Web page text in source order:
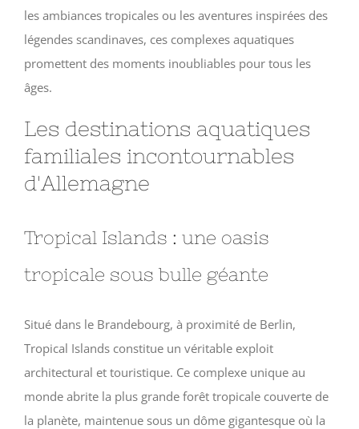
les ambiances tropicales ou les aventures inspirées des
légendes scandinaves, ces complexes aquatiques
promettent des moments inoubliables pour tous les
âges.
Les destinations aquatiques
familiales incontournables
d'Allemagne
Tropical Islands : une oasis
tropicale sous bulle géante
Situé dans le Brandebourg, à proximité de Berlin,
Tropical Islands constitue un véritable exploit
architectural et touristique. Ce complexe unique au
monde abrite la plus grande forêt tropicale couverte de
la planète, maintenue sous un dôme gigantesque où la